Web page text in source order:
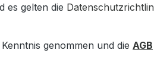
es gelten die
genommen und die AGB